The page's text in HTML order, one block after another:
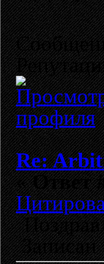
Re:
«Ответ
Записан